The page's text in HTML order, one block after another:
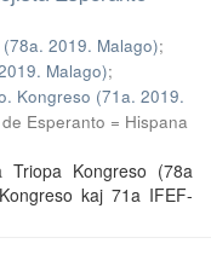
2019. Malago);
Malago);
Kongreso (71a. 2019.
Esperanto = Hispana
Kongreso (78a
kaj 71a IFEF-